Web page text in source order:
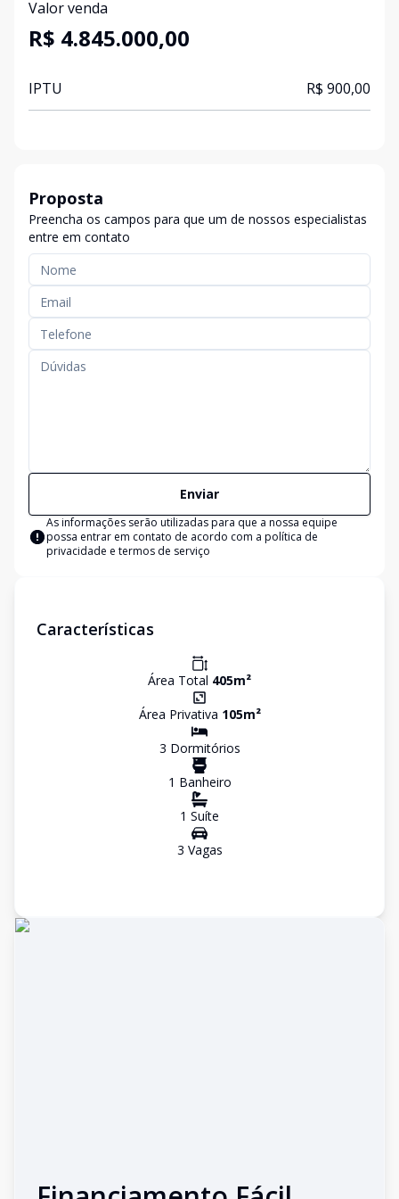
Valor venda
R$ 4.845.000,00
IPTU R$ 900,00
Proposta
Preencha os campos para que um de nossos especialistas
entre em contato
Enviar
As informações serão utilizadas para que a nossa equipe
possa entrar em contato de acordo com a política de
privacidade e termos de serviço
Características
Área Total 405m²
Área Privativa 105m²
3 Dormitórios
1 Banheiro
1 Suíte
3 Vagas